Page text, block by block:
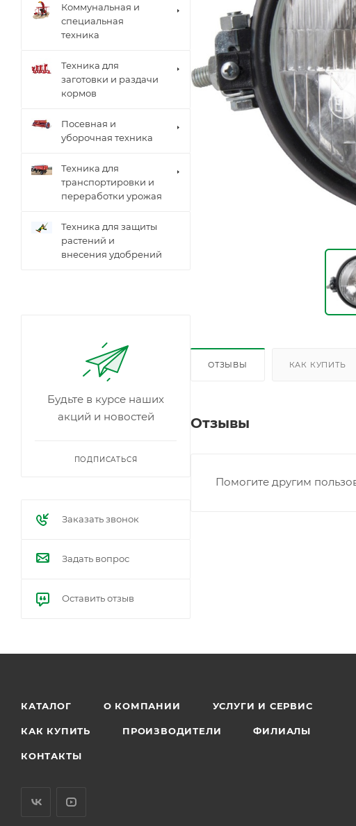
ОТЗЫВЫ КАК КУПИТЬ
Отзывы
Помогите другим
Коммунальная и
специальная
техника
Техника для
заготовки и раздачи
кормов
Посевная и
уборочная техника
Техника для
транспортировки и
переработки урожая
Техника для защиты
растений и
внесения удобрений
Будьте в курсе наших
акций и новостей
ПОДПИСАТЬСЯ
Заказать звонок
Задать вопрос
Оставить отзыв
КАТАЛОГ О КОМПАНИИ УСЛУГИ И СЕРВИС
КАК КУПИТЬ ПРОИЗВОДИТЕЛИ ФИЛИАЛЫ
КОНТАКТЫ